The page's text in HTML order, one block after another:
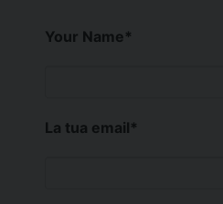
Your Name*
La tua email*